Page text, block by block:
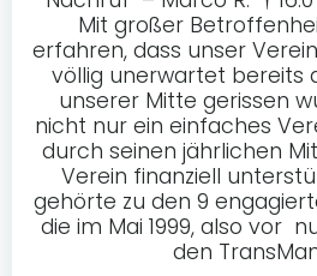
Mit großer
erfahren, dass unser
völlig unerwartet bereits
unserer Mitte gerissen
nicht nur ein einfaches
durch seinen jährlichen
Verein finanziell
gehörte zu den 9
die im Mai 1999, also vor
den